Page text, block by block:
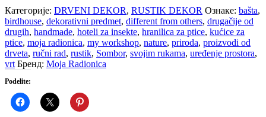
Dvokrilac
количина
Категорије: DRVENI DEKOR, RUSTIK DEKOR Ознаке: bašta,
birdhouse, dekorativni predmet, different from others, drugačije od
drugih, handmade, hoteli za insekte, hranilica za ptice, kućice za
ptice, moja radionica, my workshop, nature, priroda, proizvodi od
drveta, ručni rad, rustik, Sombor, svojim rukama, uređenje prostora,
vrt Бренд: Moja Radionica
Podelite: